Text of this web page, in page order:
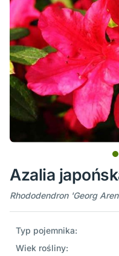
Azalia
Rhododendron 'Georg
Typ pojemnika:
Wiek rośliny: